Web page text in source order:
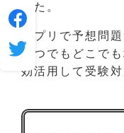
した。
アプリで予想問
いつでもどこで
効活用して受験対